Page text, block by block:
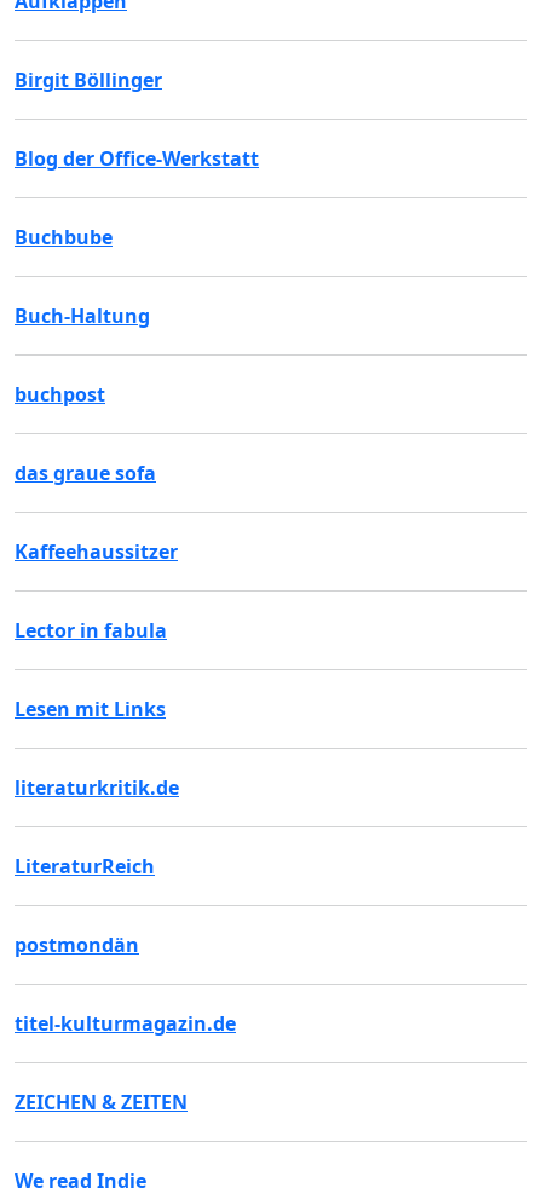
Birgit Böllinger
Blog der Office-Werkstatt
Buchbube
Buch-Haltung
buchpost
das graue sofa
Kaffeehaussitzer
Lector in fabula
Lesen mit Links
literaturkritik.de
LiteraturReich
postmondän
titel-kulturmagazin.de
ZEICHEN & ZEITEN
We read Indie